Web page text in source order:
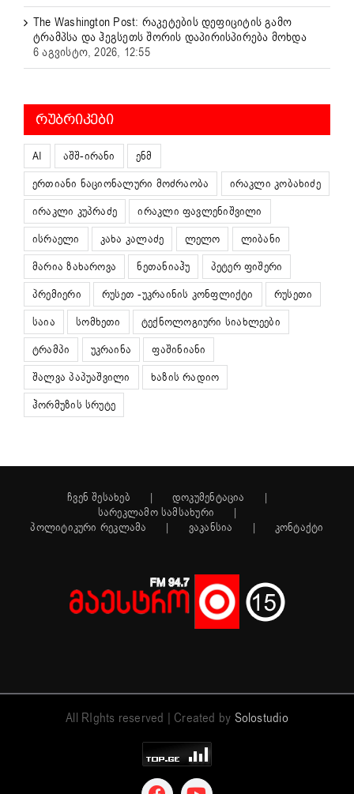
The Washington Post: რაკეტების დეფიციტის გამო
ტრამპსა და ჰეგსეთს შორის დაპირისპირება მოხდა
6 აგვისტო, 2026, 12:55
ᲠᲣᲑᲠᲘᲙᲔᲑᲘ
AI აშშ-ირანი
ენმ
ერთიანი ნაციონალური მოძრაობა
ირაკლი კობახიძე
ირაკლი კუპრაძე
ირაკლი ფავლენიშვილი
ისრაელი
კახა კალაძე ლელო
ლიბანი
მარია ზახაროვა
ნეთანიაჰუ
პეტერ ფიშერი
პრემიერი
რუსეთ -უკრაინის კონფლიქტი
რუსეთი
საია
სომხეთი
ტექნოლოგიური სიახლეები
ტრამპი
უკრაინა
ფაშინიანი
შალვა პაპუაშვილი
ხაზის რადიო
ჰორმუზის სრუტე
ჩვენ შესახებ
დოკუმენტაცია
სარეკლამო სამსახური
პოლიტიკური რეკლამა
ვაკანსია კონტაქტი
All RIghts reserved | Created by Solostudio